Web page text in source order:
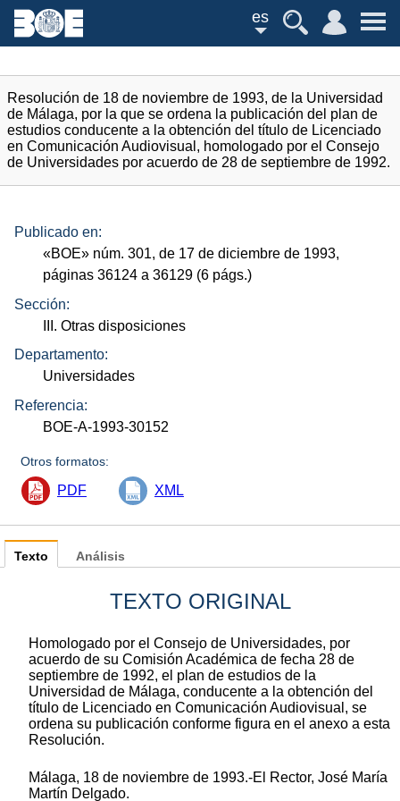
es
Resolución de 18 de noviembre de 1993, de la Universidad
de Málaga, por la que se ordena la publicación del plan de
estudios conducente a la obtención del título de Licenciado
en Comunicación Audiovisual, homologado por el Consejo
de Universidades por acuerdo de 28 de septiembre de 1992.
Publicado en:
«BOE» núm. 301, de 17 de diciembre de 1993,
páginas 36124 a 36129 (6 págs.)
Sección:
III. Otras disposiciones
Departamento:
Universidades
Referencia:
BOE-A-1993-30152
Otros formatos:
PDF XML
Texto
TEXTO ORIGINAL
Homologado por el Consejo de Universidades, por
acuerdo de su Comisión Académica de fecha 28 de
septiembre de 1992, el plan de estudios de la
Universidad de Málaga, conducente a la obtención del
título de Licenciado en Comunicación Audiovisual, se
ordena su publicación conforme figura en el anexo a esta
Resolución.
Málaga, 18 de noviembre de 1993.-El Rector, José María
Martín Delgado.
Análisis